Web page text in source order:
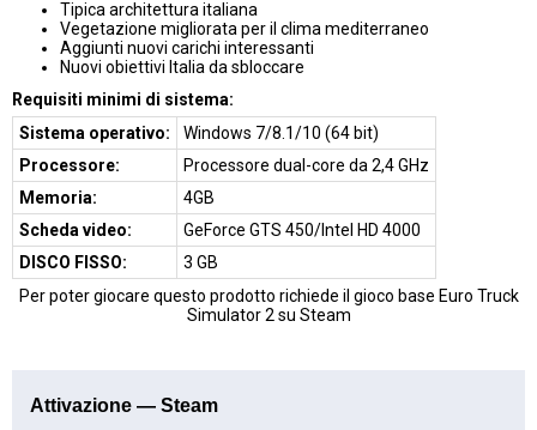
Tipica architettura italiana
Vegetazione migliorata per il clima mediterraneo
Aggiunti nuovi carichi interessanti
Nuovi obiettivi Italia da sbloccare
Requisiti minimi di sistema:
Sistema operativo:
Windows 7/8.1/10 (64 bit)
Processore:
Processore dual-core da 2,4 GHz
Memoria:
4GB
Scheda video:
GeForce GTS 450/Intel HD 4000
DISCO FISSO:
3 GB
Per poter giocare questo prodotto richiede il gioco base Euro Truck
Simulator 2 su Steam
Attivazione — Steam